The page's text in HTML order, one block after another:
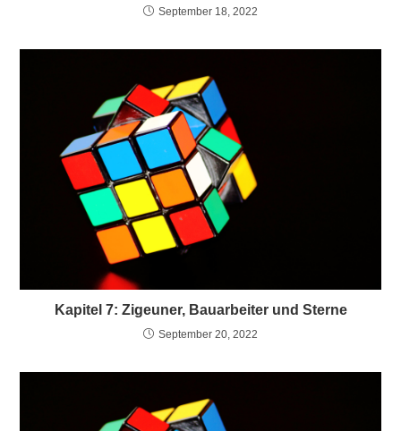
September 18, 2022
Kapitel 7: Zigeuner, Bauarbeiter und Sterne
September 20, 2022